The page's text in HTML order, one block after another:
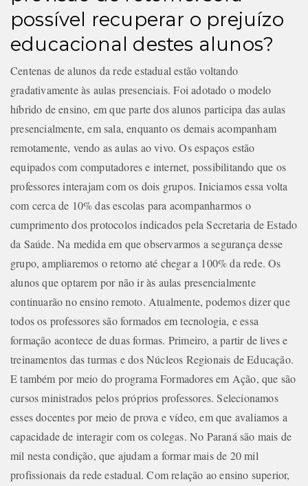
possível recuperar o prejuízo
educacional destes alunos?
Centenas de alunos da rede estadual estão voltando
gradativamente às aulas presenciais. Foi adotado o modelo
híbrido de ensino, em que parte dos alunos participa das aulas
presencialmente, em sala, enquanto os demais acompanham
remotamente, vendo as aulas ao vivo. Os espaços estão
equipados com computadores e internet, possibilitando que os
professores interajam com os dois grupos. Iniciamos essa volta
com cerca de 10% das escolas para acompanharmos o
cumprimento dos protocolos indicados pela Secretaria de Estado
da Saúde. Na medida em que observarmos a segurança desse
grupo, ampliaremos o retorno até chegar a 100% da rede. Os
alunos que optarem por não ir às aulas presencialmente
continuarão no ensino remoto. Atualmente, podemos dizer que
todos os professores são formados em tecnologia, e essa
formação acontece de duas formas. Primeiro, a partir de lives e
treinamentos das turmas e dos Núcleos Regionais de Educação.
E também por meio do programa Formadores em Ação, que são
cursos ministrados pelos próprios professores. Selecionamos
esses docentes por meio de prova e vídeo, em que avaliamos a
capacidade de interagir com os colegas. No Paraná são mais de
mil nesta condição, que ajudam a formar mais de 20 mil
profissionais da rede estadual. Com relação ao ensino superior,